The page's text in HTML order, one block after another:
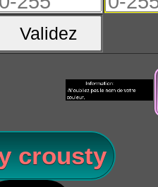
Validez
crousty